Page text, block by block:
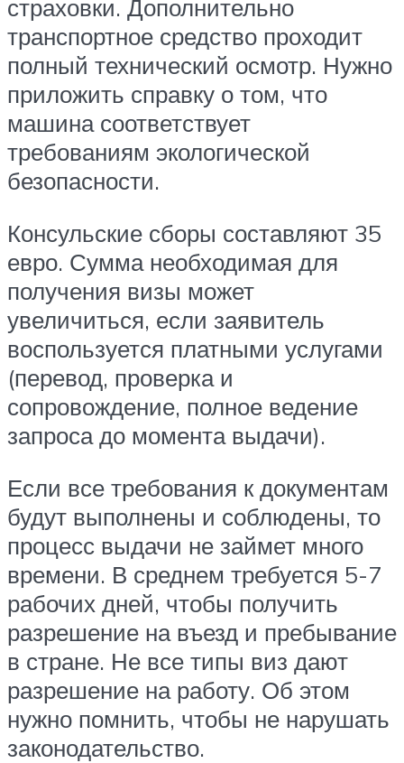
страховки. Дополнительно
транспортное средство проходит
полный технический осмотр. Нужно
приложить справку о том, что
машина соответствует
требованиям экологической
безопасности.
Консульские сборы составляют 35
евро. Сумма необходимая для
получения визы может
увеличиться, если заявитель
воспользуется платными услугами
(перевод, проверка и
сопровождение, полное ведение
запроса до момента выдачи).
Если все требования к документам
будут выполнены и соблюдены, то
процесс выдачи не займет много
времени. В среднем требуется 5-7
рабочих дней, чтобы получить
разрешение на въезд и пребывание
в стране. Не все типы виз дают
разрешение на работу. Об этом
нужно помнить, чтобы не нарушать
законодательство.